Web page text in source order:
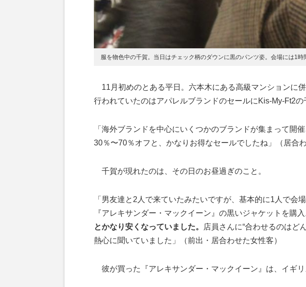
服を物色中の千賀。当日はチェック柄のダウンに黒のパンツ姿。会場には1時
11月初めのとある平日。六本木にある高級マンションに
行われていたのはアパレルブランドのセールにKis-My‐Ft2の
「海外ブランドを中心にいくつかのブランドが集まって開
30％〜70％オフと、かなりお得なセールでしたね」（居合わ
千賀が現れたのは、その日のお昼過ぎのこと。
「男友達と2人で来ていたみたいですが、基本的に1人で会
『アレキサンダー・マックイーン』の黒いジャケットを購入
とかなり安くなっていました。
店員さんに“合わせるのはど
熱心に聞いていました」（前出・居合わせた女性客）
彼が買った『アレキサンダー・マックイーン』は、イギリ